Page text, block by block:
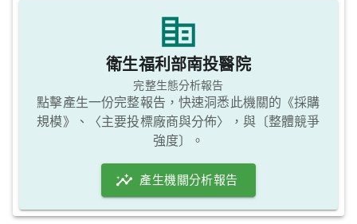
衛生福利部南投醫院
完整生態分析報告
點擊產生一份完整報告，快速洞悉此機關的《採購
規模》、〈主要投標廠商與分佈〉，與〔整體競爭
強度〕。
產生機關分析報告